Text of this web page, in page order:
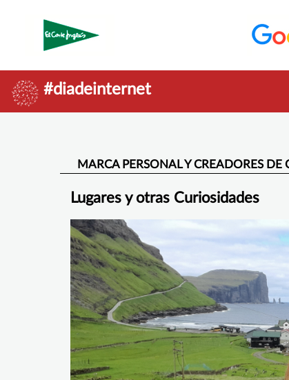
#diadeinternet
MARCA PERSONAL Y CREADORES
Lugares y otras Curiosidades